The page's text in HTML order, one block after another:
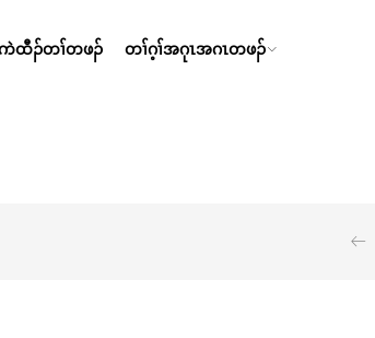
ကဲထီၣ်တၢ်တဖၣ် တၢ်ဂ့ၢ်အဂုၤအဂၤတဖၣ်